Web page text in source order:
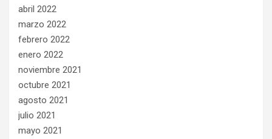
abril 2022
marzo 2022
febrero 2022
enero 2022
noviembre 2021
octubre 2021
agosto 2021
julio 2021
mayo 2021